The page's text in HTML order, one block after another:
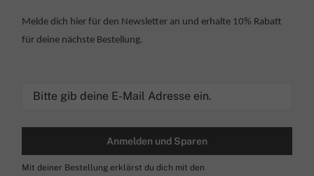
Melde dich hier für den Newsletter an und erhalte 10% Rabatt
für deine nächste Bestellung.
Anmelden und Sparen
Mit deiner Bestellung erklärst du dich mit den